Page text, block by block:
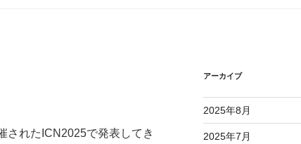
されたICN2025で発表してき
アーカイブ
2025年8月
2025年7月